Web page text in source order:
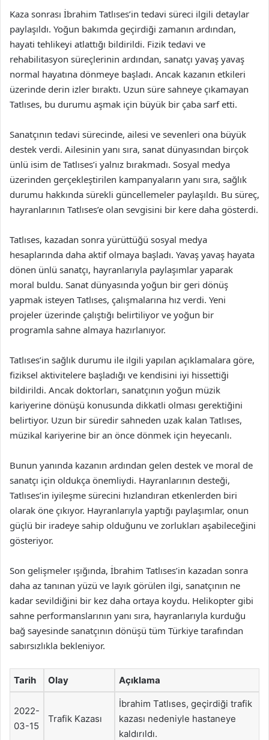
Kaza sonrası İbrahim Tatlıses’in tedavi süreci ilgili detaylar
paylaşıldı. Yoğun bakımda geçirdiği zamanın ardından,
hayati tehlikeyi atlattığı bildirildi. Fizik tedavi ve
rehabilitasyon süreçlerinin ardından, sanatçı yavaş yavaş
normal hayatına dönmeye başladı. Ancak kazanın etkileri
üzerinde derin izler bıraktı. Uzun süre sahneye çıkamayan
Tatlıses, bu durumu aşmak için büyük bir çaba sarf etti.
Sanatçının tedavi sürecinde, ailesi ve sevenleri ona büyük
destek verdi. Ailesinin yanı sıra, sanat dünyasından birçok
ünlü isim de Tatlıses’i yalnız bırakmadı. Sosyal medya
üzerinden gerçekleştirilen kampanyaların yanı sıra, sağlık
durumu hakkında sürekli güncellemeler paylaşıldı. Bu süreç,
hayranlarının Tatlıses’e olan sevgisini bir kere daha gösterdi.
Tatlıses, kazadan sonra yürüttüğü sosyal medya
hesaplarında daha aktif olmaya başladı. Yavaş yavaş hayata
dönen ünlü sanatçı, hayranlarıyla paylaşımlar yaparak
moral buldu. Sanat dünyasında yoğun bir geri dönüş
yapmak isteyen Tatlıses, çalışmalarına hız verdi. Yeni
projeler üzerinde çalıştığı belirtiliyor ve yoğun bir
programla sahne almaya hazırlanıyor.
Tatlıses’in sağlık durumu ile ilgili yapılan açıklamalara göre,
fiziksel aktivitelere başladığı ve kendisini iyi hissettiği
bildirildi. Ancak doktorları, sanatçının yoğun müzik
kariyerine dönüşü konusunda dikkatli olması gerektiğini
belirtiyor. Uzun bir süredir sahneden uzak kalan Tatlıses,
müzikal kariyerine bir an önce dönmek için heyecanlı.
Bunun yanında kazanın ardından gelen destek ve moral de
sanatçı için oldukça önemliydi. Hayranlarının desteği,
Tatlıses’in iyileşme sürecini hızlandıran etkenlerden biri
olarak öne çıkıyor. Hayranlarıyla yaptığı paylaşımlar, onun
güçlü bir iradeye sahip olduğunu ve zorlukları aşabileceğini
gösteriyor.
Son gelişmeler ışığında, İbrahim Tatlıses’in kazadan sonra
daha az tanınan yüzü ve layık görülen ilgi, sanatçının ne
kadar sevildiğini bir kez daha ortaya koydu. Helikopter gibi
sahne performanslarının yanı sıra, hayranlarıyla kurduğu
bağ sayesinde sanatçının dönüşü tüm Türkiye tarafından
sabırsızlıkla bekleniyor.
Tarih Olay Açıklama
2022-
03-15
Trafik Kazası
İbrahim Tatlıses, geçirdiği trafik
kazası nedeniyle hastaneye
kaldırıldı.